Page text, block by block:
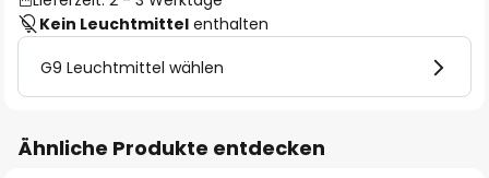
Kein Leuchtmittel enthalten
G9 Leuchtmittel wählen
Ähnliche Produkte entdecken